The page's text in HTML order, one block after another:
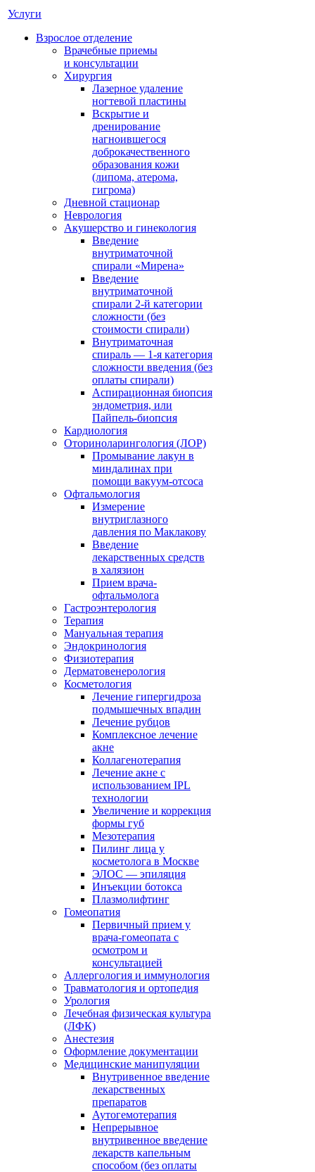
Услуги
Взрослое отделение
Врачебные приемы
и консультации
Хирургия
Лазерное удаление
ногтевой пластины
Вскрытие и
дренирование
нагноившегося
доброкачественного
образования кожи
(липома, атерома,
гигрома)
Дневной стационар
Неврология
Акушерство и гинекология
Введение
внутриматочной
спирали «Мирена»
Введение
внутриматочной
спирали 2-й категории
сложности (без
стоимости спирали)
Внутриматочная
спираль — 1-я категория
сложности введения (без
оплаты спирали)
Аспирационная биопсия
эндометрия, или
Пайпель-биопсия
Кардиология
Оториноларингология (ЛОР)
Промывание лакун в
миндалинах при
помощи вакуум-отсоса
Офтальмология
Измерение
внутриглазного
давления по Маклакову
Введение
лекарственных средств
в халязион
Прием врача-
офтальмолога
Гастроэнтерология
Терапия
Мануальная терапия
Эндокринология
Физиотерапия
Дерматовенерология
Косметология
Лечение гипергидроза
подмышечных впадин
Лечение рубцов
Комплексное лечение
акне
Коллагенотерапия
Лечение акне с
использованием IPL
технологии
Увеличение и коррекция
формы губ
Мезотерапия
Пилинг лица у
косметолога в Москве
ЭЛОС — эпиляция
Инъекции ботокса
Плазмолифтинг
Гомеопатия
Первичный прием у
врача-гомеопата с
осмотром и
консультацией
Аллергология и иммунология
Травматология и ортопедия
Урология
Лечебная физическая культура
(ЛФК)
Анестезия
Оформление документации
Медицинские манипуляции
Внутривенное введение
лекарственных
препаратов
Аутогемотерапия
Непрерывное
внутривенное введение
лекарств капельным
способом (без оплаты